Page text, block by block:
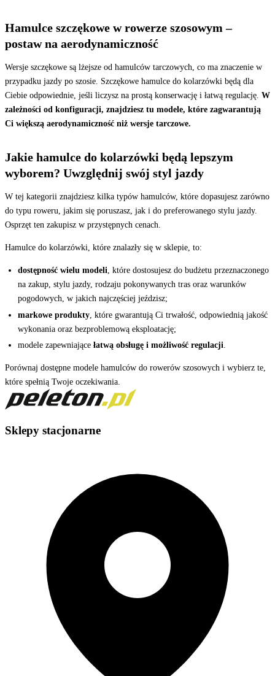
Hamulce szczękowe w rowerze szosowym –
postaw na aerodynamiczność
Wersje szczękowe są lżejsze od hamulców tarczowych, co ma znaczenie w
przypadku jazdy po szosie. Szczękowe hamulce do kolarzówki będą dla
Ciebie odpowiednie, jeśli liczysz na prostą konserwację i łatwą regulację. W
zależności od konfiguracji, znajdziesz tu modele, które zagwarantują
Ci większą aerodynamiczność niż wersje tarczowe.
Jakie hamulce do kolarzówki będą lepszym
wyborem? Uwzględnij swój styl jazdy
W tej kategorii znajdziesz kilka typów hamulców, które dopasujesz zarówno
do typu roweru, jakim się poruszasz, jak i do preferowanego stylu jazdy.
Osprzęt ten zakupisz w przystępnych cenach.
Hamulce do kolarzówki, które znalazły się w sklepie, to:
dostępność wielu modeli, które dostosujesz do budżetu przeznaczonego
na zakup, stylu jazdy, rodzaju pokonywanych tras oraz warunków
pogodowych, w jakich najczęściej jeździsz;
markowe produkty , które gwarantują Ci trwałość, odpowiednią jakość
wykonania oraz bezproblemową eksploatację;
modele zapewniające łatwą obsługę i możliwość regulacji.
Porównaj dostępne modele hamulców do rowerów szosowych i wybierz te,
które spełnią Twoje oczekiwania.
Sklepy stacjonarne